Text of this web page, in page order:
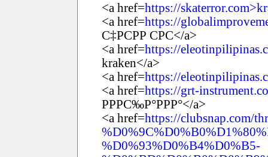
<a href=https://
<a href=https://
С‡РСРР СРС</a>
<a href=https://
kraken</a>
<a href=https://
<a href=https://grt-
РРРС‰Р°РРР°</a>
<a href=https://clubsnap.com/
%D0%93%D0%B4%D0%B5-